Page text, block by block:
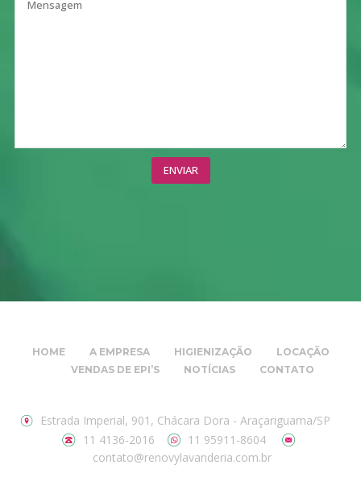
HOME A EMPRESA HIGIENIZAÇÃO
LOCAÇÃO
VENDAS DE EPI’S
NOTÍCIAS CONTATO
Estrada Imperial, 901, Chácara Dora - Araçariguama/SP
11 4136-2016
11 95911-8604
contato@renovylavanderia.com.br